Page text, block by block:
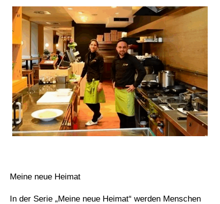
Meine neue Heimat
In der Serie „Meine neue Heimat“ werden Menschen